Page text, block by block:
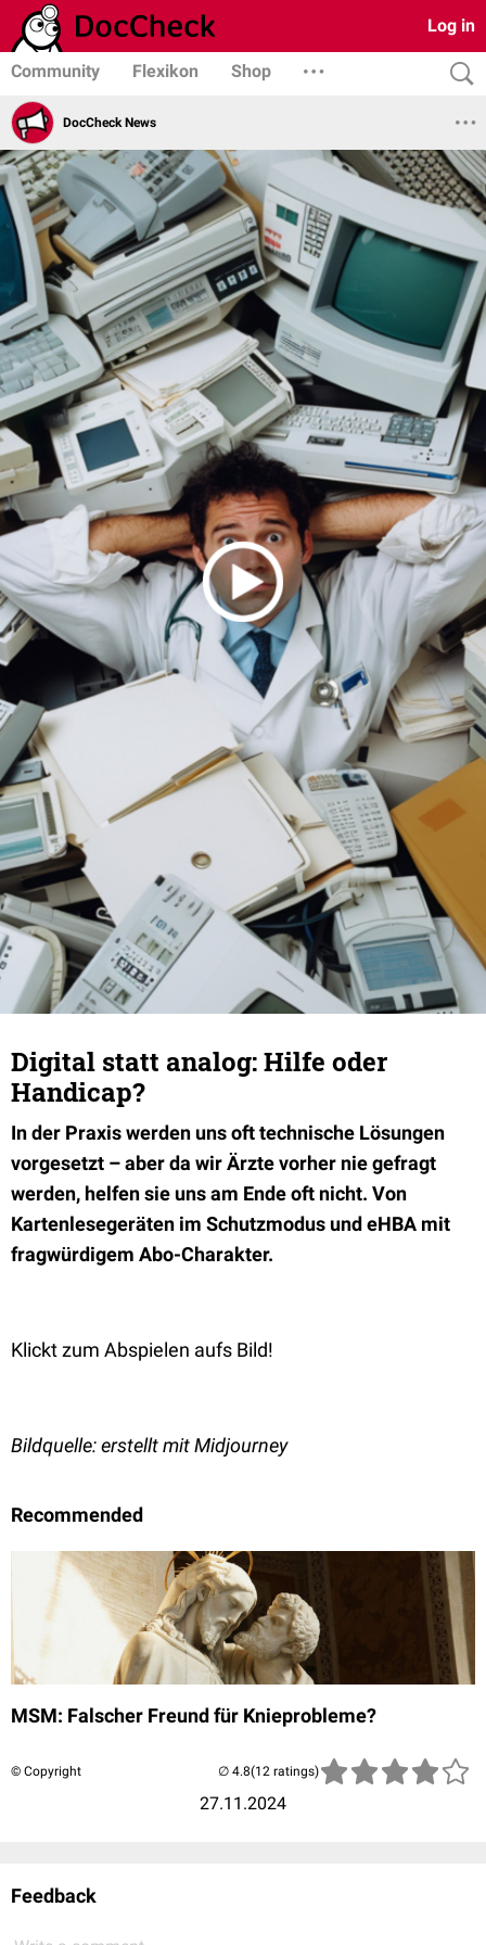
Log in
Community Flexikon Shop
DocCheck News
Digital statt analog: Hilfe oder
Handicap?
In der Praxis werden uns oft technische Lösungen
vorgesetzt – aber da wir Ärzte vorher nie gefragt
werden, helfen sie uns am Ende oft nicht. Von
Kartenlesegeräten im Schutzmodus und eHBA mit
fragwürdigem Abo-Charakter.
Klickt zum Abspielen aufs Bild!
Bildquelle: erstellt mit Midjourney
Recommended
MSM: Falscher Freund für Knieprobleme?
© Copyright
27.11.2024
(12 ratings)
Feedback